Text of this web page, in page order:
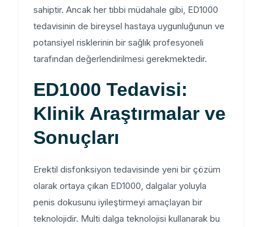
sahiptir. Ancak her tıbbi müdahale gibi, ED1000
tedavisinin de bireysel hastaya uygunluğunun ve
potansiyel risklerinin bir sağlık profesyoneli
tarafından değerlendirilmesi gerekmektedir.
ED1000 Tedavisi:
Klinik Araştırmalar ve
Sonuçları
Erektil disfonksiyon tedavisinde yeni bir çözüm
olarak ortaya çıkan ED1000, dalgalar yoluyla
penis dokusunu iyileştirmeyi amaçlayan bir
teknolojidir. Multi dalga teknolojisi kullanarak bu